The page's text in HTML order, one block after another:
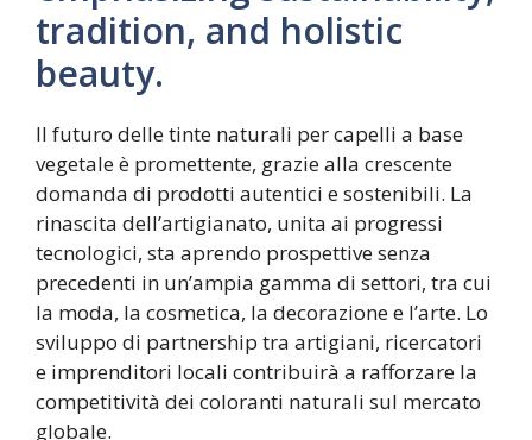
Il futuro delle tinte naturali per capelli a base
vegetale è promettente, grazie alla crescente
domanda di prodotti autentici e sostenibili. La
rinascita dell’artigianato, unita ai progressi
tecnologici, sta aprendo prospettive senza
precedenti in un’ampia gamma di settori, tra cui
la moda, la cosmetica, la decorazione e l’arte. Lo
sviluppo di partnership tra artigiani, ricercatori
e imprenditori locali contribuirà a rafforzare la
competitività dei coloranti naturali sul mercato
globale.